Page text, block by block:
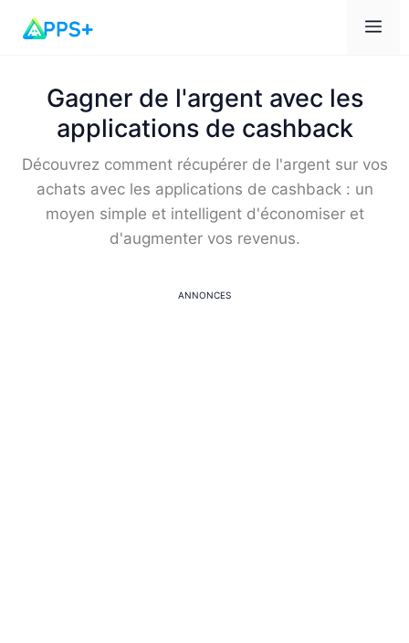
Gagner de l'argent avec les
applications de cashback
Découvrez comment récupérer de l'argent sur vos
achats avec les applications de cashback : un
moyen simple et intelligent d'économiser et
d'augmenter vos revenus.
ANNONCES